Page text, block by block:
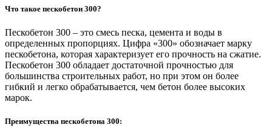
Что такое пескобетон 300?
Пескобетон 300 – это смесь песка, цемента и воды в
определенных пропорциях. Цифра «300» обозначает марку
пескобетона, которая характеризует его прочность на сжатие.
Пескобетон 300 обладает достаточной прочностью для
большинства строительных работ, но при этом он более
гибкий и легко обрабатывается, чем бетон более высоких
марок.
Преимущества пескобетона 300: